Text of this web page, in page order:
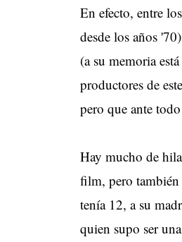
En efecto, entre
desde los años
(a su memoria
productores de
pero que ante
Hay mucho de
film, pero también
tenía 12, a su
quien supo ser